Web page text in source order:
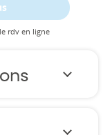
rdv en ligne